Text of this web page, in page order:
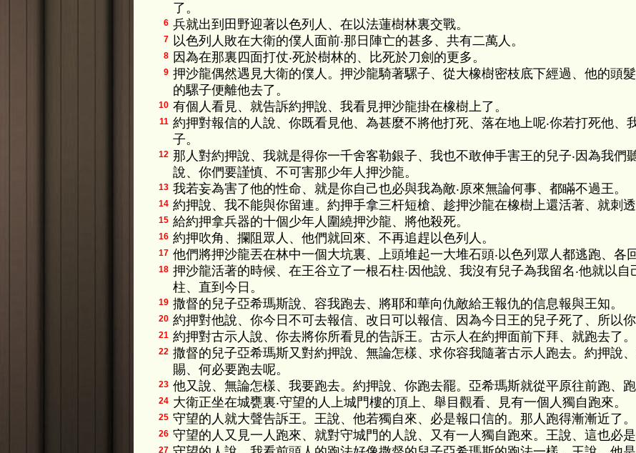
了。
6 兵就出到田野迎著以色列人、在以法蓮樹林裏交戰。
7 以色列人敗在大衛的僕人面前‧那日陣亡的甚多、共有二萬人。
8 因為在那裏四面打仗‧死於樹林的、比死於刀劍的更多。
9 押沙龍偶然遇見大衛的僕人。押沙龍騎著騾子、從大橡樹密枝底下經過、他的頭
的騾子便離他去了。
10 有個人看見、就告訴約押說、我看見押沙龍掛在橡樹上了。
11 約押對報信的人說、你既看見他、為甚麼不將他打死、落在地上呢‧你若打死他、
子。
12 那人對約押說、我就是得你一千舍客勒銀子、我也不敢伸手害王的兒子‧因為我們
說、你們要謹慎、不可害那少年人押沙龍。
13 我若妄為害了他的性命、就是你自己也必與我為敵‧原來無論何事、都瞞不過王。
14 約押說、我不能與你留連。約押手拿三杆短槍、趁押沙龍在橡樹上還活著、就刺透
15 給約押拿兵器的十個少年人圍繞押沙龍、將他殺死。
16 約押吹角、攔阻眾人、他們就回來、不再追趕以色列人。
17 他們將押沙龍丟在林中一個大坑裏、上頭堆起一大堆石頭‧以色列眾人都逃跑、各
18 押沙龍活著的時候、在王谷立了一根石柱‧因他說、我沒有兒子為我留名‧他就以
柱、直到今日。
19 撒督的兒子亞希瑪斯說、容我跑去、將耶和華向仇敵給王報仇的信息報與王知。
20 約押對他說、你今日不可去報信、改日可以報信、因為今日王的兒子死了、所以你
21 約押對古示人說、你去將你所看見的告訴王。古示人在約押面前下拜、就跑去了。
22 撒督的兒子亞希瑪斯又對約押說、無論怎樣、求你容我隨著古示人跑去。約押說
賜、何必要跑去呢。
23 他又說、無論怎樣、我要跑去。約押說、你跑去罷。亞希瑪斯就從平原往前跑、跑
24 大衛正坐在城甕裏‧守望的人上城門樓的頂上、舉目觀看、見有一個人獨自跑來。
25 守望的人就大聲告訴王。王說、他若獨自來、必是報口信的。那人跑得漸漸近了。
26 守望的人又見一人跑來、就對守城門的人說、又有一人獨自跑來。王說、這也必是
27